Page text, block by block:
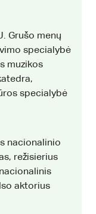
Grušo menų
specialybė
muzikos
specialybė
nacionalinio
režisierius
aktorius